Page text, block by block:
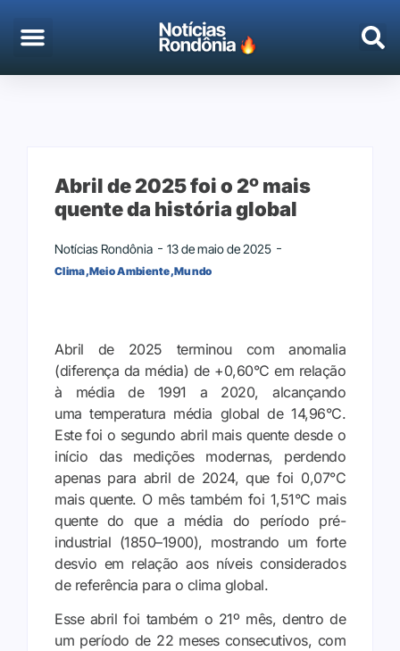
Abril de 2025 foi o 2º mais
quente da história global
Notícias Rondônia 13 de maio de 2025
Clima,Meio Ambiente,Mundo
Abril de 2025 terminou com anomalia
(diferença da média) de +0,60°C em relação
à média de 1991 a 2020, alcançando
uma temperatura média global de 14,96°C.
Este foi o segundo abril mais quente desde o
início das medições modernas, perdendo
apenas para abril de 2024, que foi 0,07°C
mais quente. O mês também foi 1,51°C mais
quente do que a média do período pré-
industrial (1850–1900), mostrando um forte
desvio em relação aos níveis considerados
de referência para o clima global.
Esse abril foi também o 21º mês, dentro de
um período de 22 meses consecutivos, com